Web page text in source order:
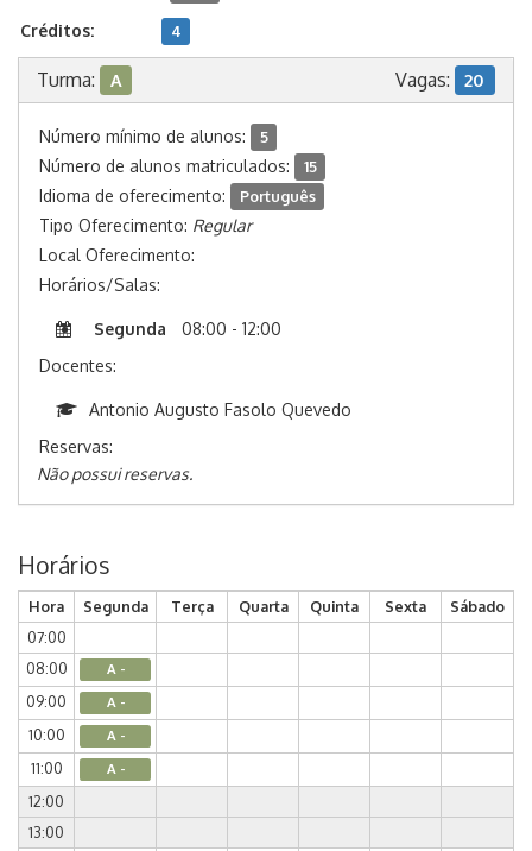
Créditos: 4
Turma: A Vagas: 20
Número mínimo de alunos: 5
Número de alunos matriculados: 15
Idioma de oferecimento: Português
Tipo Oferecimento: Regular
Local Oferecimento:
Horários/Salas:
Segunda
08:00 - 12:00
Docentes:
Antonio Augusto Fasolo Quevedo
Reservas:
Não possui reservas.
Horários
Hora Segunda Terça Quarta Quinta Sexta
Sábado
07:00
08:00
A -
09:00 A -
10:00 A -
11:00 A -
12:00
13:00